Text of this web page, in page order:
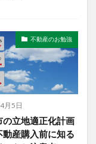
不動産のお勉強
月5日
の立地適正化計画
動産購入前に知る